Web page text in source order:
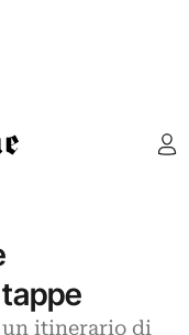
un itinerario di